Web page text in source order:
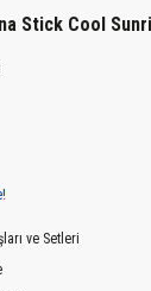
Stick Cool
ve Setleri